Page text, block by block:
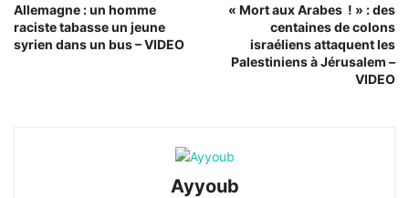
Allemagne : un homme
raciste tabasse un jeune
syrien dans un bus – VIDEO
« Mort aux Arabes ! » : des
centaines de colons
israéliens attaquent les
Palestiniens à Jérusalem –
VIDEO
Ayyoub